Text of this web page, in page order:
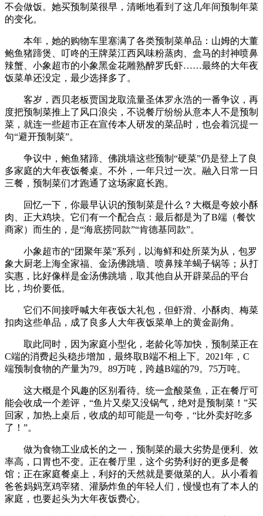
不会做饭。她买预制菜很早，清晰地看到了这几年间预制年菜
的变化。
本年，她的购物车里塞满了各类预制菜单品：山姆的大董
鲍鱼猪蹄煲、叮咚的王牌菜江西风味粉蒸肉、盒马的封神喷鼻
辣蟹、小象超市的小象黑金花雕熟醉罗氏虾……最终的大年夜
饭菜单还没定，最少选择多了。
客岁，西贝老板贾国龙取流量圣体罗永浩的一番争议，再
度把预制菜推上了风口浪尖，不说餐厅纷纷从意本人不是预制
菜，就连一些超市正在宣传本人研发的菜品时，也会着沉提一
句“避开预制菜”。
争议中，鲍鱼猪蹄、佛跳墙这些预制“硬菜”仍是登上了良
多家庭的大年夜饭餐桌。不外，一年只过一次。融入日常一日
三餐，预制菜们才跑通了这场家庭长跑。
回忆一下，你最早认识的预制菜是什么？大概是夸姣小酥
肉、正大鸡块。它们有一个配合点：最后都是为了B端（餐饮
商家）而生的，是“海底捞同款”“肯德基同款”。
小象超市的“团聚年菜”系列，以海鲜和处所菜为从，包罗
象大厨老上海全家福、金汤佛跳墙、喷鼻辣羊蝎子锅等；从打
实惠，比好像样是金汤佛跳墙，取其他自从开辟菜品的平台
比，均价要低。
它们不间接呼喊大年夜饭大礼包，但虾滑、小酥肉、梅菜
扣肉这些单品，成了良多人大年夜饭菜单上的黄金副角。
取此同时，因为家庭小型化，老龄化等加快，预制菜正在
C端的消费起头稳步增加，最终取B端不相上下。2021年，C
端预制食物的产量为79。89万吨，跨越B端的79。75万吨。
这大概是个风趣的区别看待。统一盒酸菜鱼，正在餐厅可
能会收成一个差评，“鱼片又柴又没锅气，绝对是预制菜！”买
回家，加热上桌后，收成的却可能是一句夸，“比外卖好吃多
了！”。
做为食物工业成长的之一，预制菜的最大劣势是便利、效
率高，口胃也不变。正在餐厅里，这个劣势利好的更多是餐
馆；正在家庭餐桌上，利好的天然就是要做菜的人。从小看着
爸爸妈妈烹鸡宰猪、灌肠炸鱼的年轻人们，慢慢也有了本人的
家庭，也要起头为大年夜饭费心。